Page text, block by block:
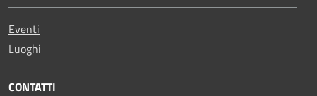
Eventi
Luoghi
CONTATTI